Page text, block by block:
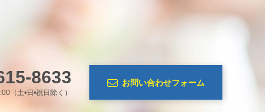
8633
（土•日•祝日除く）
お問い合わせフォーム